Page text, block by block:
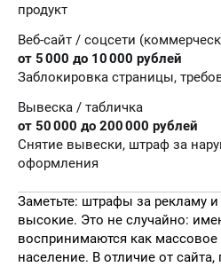
продукт
Веб-сайт / соцсети
от 5 000 до 10 000 рублей
Заблокировка страницы,
Вывеска / табличка
от 50 000 до 200 000 рублей
Снятие вывески, штраф за
оформления
Заметьте: штрафы за рекламу
высокие. Это не случайно:
воспринимаются как массовое
население. В отличие от сайта,